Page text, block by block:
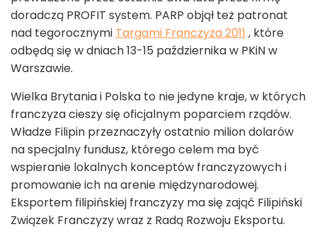
doradczą PROFIT system. PARP objął też patronat
nad tegorocznymi Targami Franczyza 2011 , które
odbędą się w dniach 13-15 października w PKiN w
Warszawie.
Wielka Brytania i Polska to nie jedyne kraje, w których
franczyza cieszy się oficjalnym poparciem rządów.
Władze Filipin przeznaczyły ostatnio milion dolarów
na specjalny fundusz, którego celem ma być
wspieranie lokalnych konceptów franczyzowych i
promowanie ich na arenie międzynarodowej.
Eksportem filipińskiej franczyzy ma się zająć Filipiński
Związek Franczyzy wraz z Radą Rozwoju Eksportu.